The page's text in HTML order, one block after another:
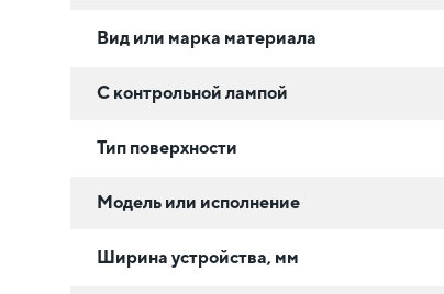
Вид или марка материала
С контрольной лампой
Тип поверхности
Модель или исполнение
Ширина устройства, мм